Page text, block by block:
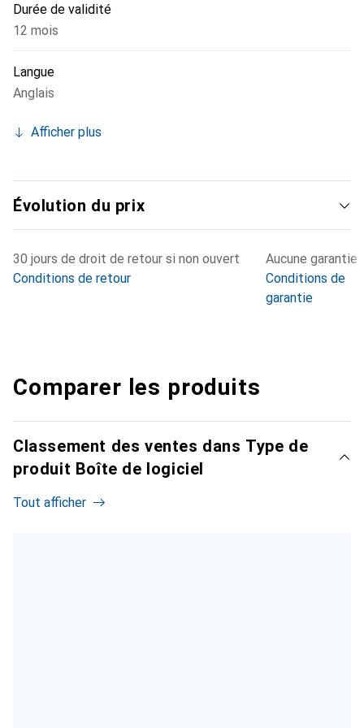
Durée de validité
12 mois
Langue
Anglais
Afficher plus
Évolution du prix
30 jours de droit de retour si non ouvert
Conditions de retour
Aucune garantie
Conditions de
garantie
Comparer les produits
Classement des ventes dans Type de
produit Boîte de logiciel
Tout afficher